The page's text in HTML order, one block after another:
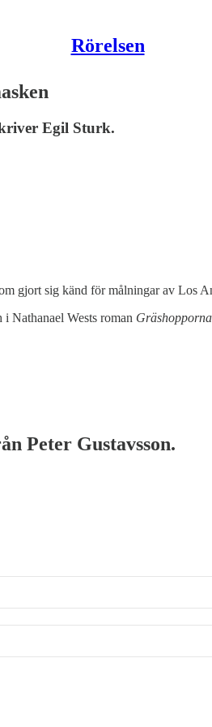
Rörelsen
Egil Sturk.
gjort sig känd för målningar av Los
Nathanael Wests roman Gräshopporna
Peter Gustavsson.